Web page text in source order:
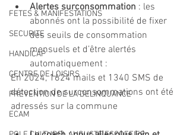
FETES & MANIFESTATIONS
SECURITE
HANDICAP
CENTRE DE LOISIRS
PREVENTION DE LA DELINQUANCE
ECAM
Alertes surconsommation : les
abonnés ont la possibilité de fixer
des seuils de consommation
mensuels et d’être alertés
automatiquement :
En 2024, 1624 mails et 1340 SMS de
détection de surconsommations ont été
adressés sur la commune